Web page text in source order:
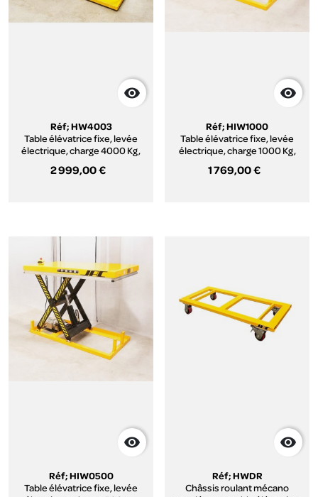

Réf; HW4003
Table élévatrice fixe, levée
électrique, charge 4000 Kg,
HW.
2 999,00 €

Réf; HIW1000
Table élévatrice fixe, levée
électrique, charge 1000 Kg,
800 mm, série HIW.
1 769,00 €

Réf; HIW0500
Table élévatrice fixe, levée

Réf; HWDR
Châssis roulant mécano